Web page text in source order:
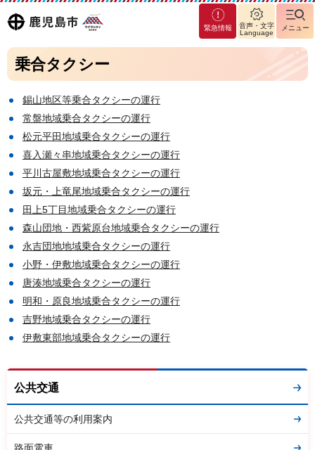
鹿児島
市
マグ
マシ
ティ
鹿児
島市
緊急情報
音声・文字
Language
メニュー
乗合タクシー
錫山地区等乗合タクシーの運行
常盤地域乗合タクシーの運行
松元平田地域乗合タクシーの運行
喜入瀬々串地域乗合タクシーの運行
平川古屋敷地域乗合タクシーの運行
坂元・上竜尾地域乗合タクシーの運行
田上5丁目地域乗合タクシーの運行
森山団地・西紫原台地域乗合タクシーの運行
永吉団地地域乗合タクシーの運行
小野・伊敷地域乗合タクシーの運行
唐湊地域乗合タクシーの運行
明和・原良地域乗合タクシーの運行
吉野地域乗合タクシーの運行
伊敷東部地域乗合タクシーの運行
公共交通
公共交通等の利用案内
路面電車